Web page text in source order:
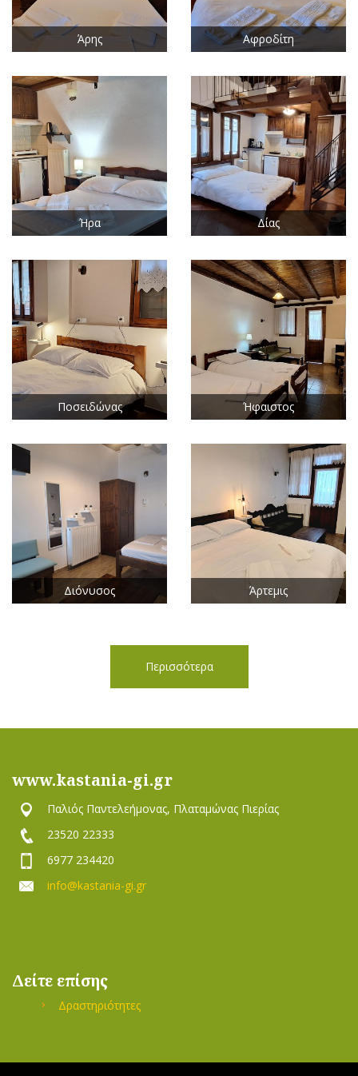
Άρης Αφροδίτη
Ήρα Δίας
Ποσειδώνας Ήφαιστος
Διόνυσος Άρτεμις
Περισσότερα
www.kastania-gi.gr
Παλιός Παντελεήμονας, Πλαταμώνας Πιερίας
23520 22333
6977 234420
info@kastania-gi.gr
Δείτε επίσης
Δραστηριότητες